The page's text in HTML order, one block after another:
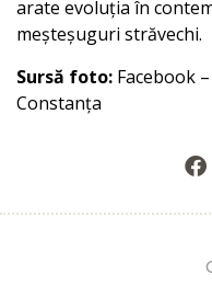
arate evoluția în
meșteșuguri străvechi.
Sursă foto: Facebook
Constanța